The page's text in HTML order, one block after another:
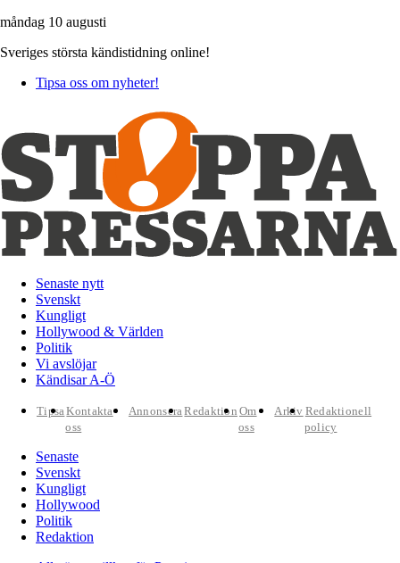
måndag 10 augusti
Sveriges största kändistidning online!
Tipsa oss om nyheter!
Senaste nytt
Svenskt
Kungligt
Hollywood & Världen
Politik
Vi avslöjar
Kändisar A-Ö
TipsaKontakta
oss
AnnonseraRedaktion Om
oss
Arkiv Redaktionell
policy
Senaste
Svenskt
Kungligt
Hollywood
Politik
Redaktion